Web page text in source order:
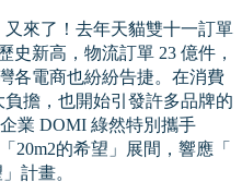
來了！去年天貓雙十一訂單
史新高，物流訂單 23 億件，
各電商也紛紛告捷。在消費
擔，也開始引發許多品牌的
業 DOMI 綠然特別攜手
20m2的希望」展間，響應「
計畫。